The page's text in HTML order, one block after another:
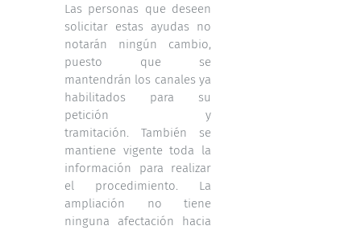
Las personas que deseen
solicitar estas ayudas no
notarán ningún cambio,
puesto que se
mantendrán los canales ya
habilitados para su
petición y
tramitación. También se
mantiene vigente toda la
información para realizar
el procedimiento. La
ampliación no tiene
ninguna afectación hacia